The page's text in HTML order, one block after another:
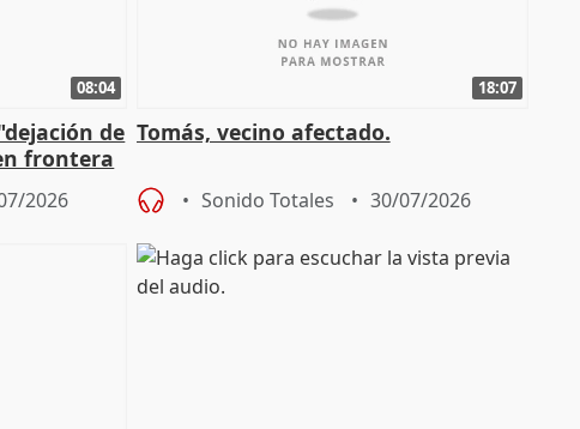
08:04
de
frontera
2026
18:07
Tomás, vecino afectado.
Sonido Totales 30/07/2026